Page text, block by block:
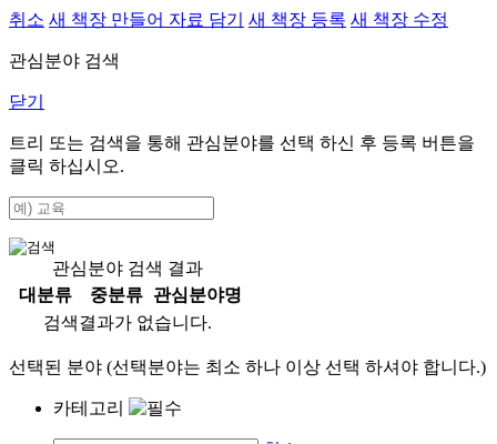
취소 새 책장 만들어 자료 담기 새 책장 등록 새 책장 수정
관심분야 검색
닫기
트리 또는 검색을 통해 관심분야를 선택 하신 후 등록 버튼을
클릭 하십시오.
관심분야 검색 결과
대분류
중분류
관심분야명
검색결과가 없습니다.
선택된 분야 (선택분야는 최소 하나 이상 선택 하셔야 합니다.)
카테고리